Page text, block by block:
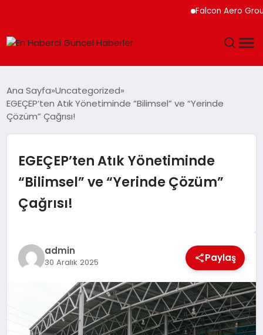
Falcon Aero Group,
SPOR
TEKNOLOJI
MAGAZIN
EKONOMI
SIYASET
Ana Sayfa Uncategorized
EGEÇEP’ten Atık Yönetiminde “Bilimsel” ve “Yerinde
Çözüm” Çağrısı!
EGEÇEP’ten Atık Yönetiminde
“Bilimsel” ve “Yerinde Çözüm”
Çağrısı!
admin
30 Aralık 2025 Paylaş